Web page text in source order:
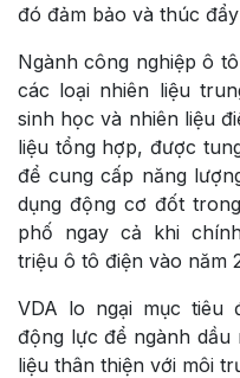
đó đảm bảo và thúc đẩy
Ngành công nghiệp ô
các loại nhiên liệu
sinh học và nhiên liệu
liệu tổng hợp, được
để cung cấp năng
dụng động cơ đốt
phố ngay cả khi
triệu ô tô điện vào năm
VDA lo ngại mục tiêu
động lực để ngành dầu
liệu thân thiện với môi